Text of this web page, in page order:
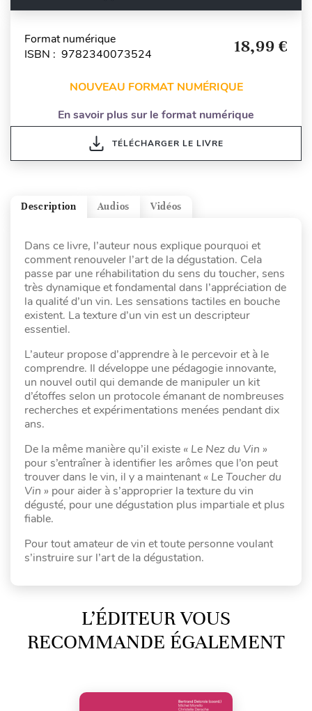
Format numérique
ISBN : 9782340073524
18,99 €
NOUVEAU FORMAT NUMÉRIQUE
En savoir plus sur le format numérique
TÉLÉCHARGER LE LIVRE
Vidéos
Audios
Description
Dans ce livre, l’auteur nous explique pourquoi et
comment renouveler l’art de la dégustation. Cela
passe par une réhabilitation du sens du toucher, sens
très dynamique et fondamental dans l’appréciation de
la qualité d’un vin. Les sensations tactiles en bouche
existent. La texture d’un vin est un descripteur
essentiel.
L’auteur propose d’apprendre à le percevoir et à le
comprendre. Il développe une pédagogie innovante,
un nouvel outil qui demande de manipuler un kit
d’étoffes selon un protocole émanant de nombreuses
recherches et expérimentations menées pendant dix
ans.
De la même manière qu’il existe « Le Nez du Vin »
pour s’entraîner à identifier les arômes que l’on peut
trouver dans le vin, il y a maintenant« Le Toucher du
Vin » pour aider à s’approprier la texture du vin
dégusté, pour une dégustation plus impartiale et plus
fiable.
Pour tout amateur de vin et toute personne voulant
s’instruire sur l’art de la dégustation.
L’ÉDITEUR VOUS
RECOMMANDE ÉGALEMENT